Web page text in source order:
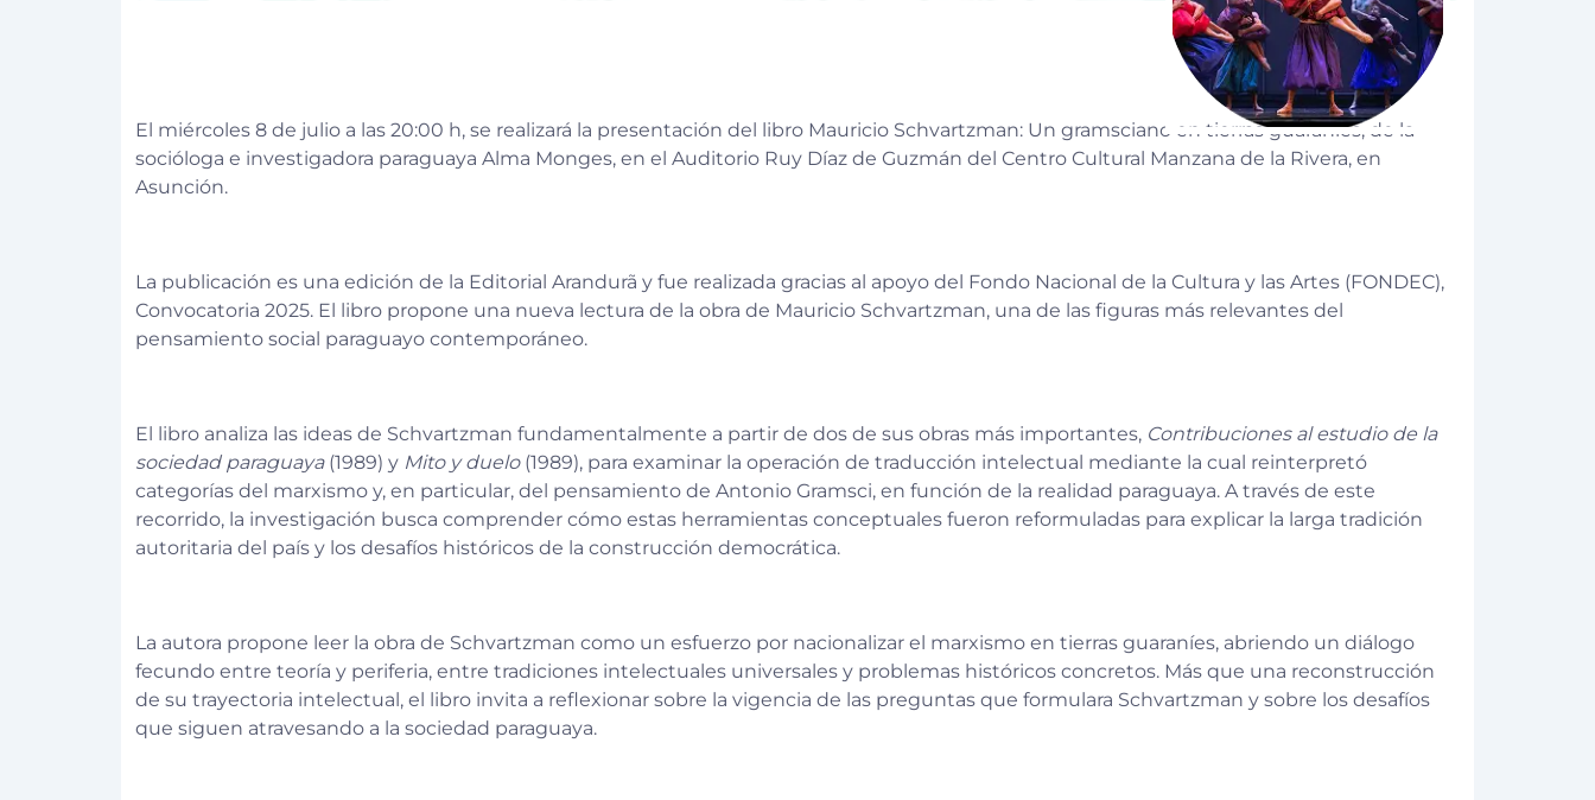
El miércoles 8 de julio a las 20:00 h, se realizará la presentación del libro Mauricio Schvartzman: Un gramsciano en tierras guaraníes, de la
socióloga e investigadora paraguaya Alma Monges, en el Auditorio Ruy Díaz de Guzmán del Centro Cultural Manzana de la Rivera, en
Asunción.
La publicación es una edición de la Editorial Arandurã y fue realizada gracias al apoyo del Fondo Nacional de la Cultura y las Artes (FONDEC),
Convocatoria 2025. El libro propone una nueva lectura de la obra de Mauricio Schvartzman, una de las figuras más relevantes del
pensamiento social paraguayo contemporáneo.
El libro analiza las ideas de Schvartzman fundamentalmente a partir de dos de sus obras más importantes, Contribuciones al estudio de la
sociedad paraguaya(1989) y Mito y duelo (1989), para examinar la operación de traducción intelectual mediante la cual reinterpretó
categorías del marxismo y, en particular, del pensamiento de Antonio Gramsci, en función de la realidad paraguaya. A través de este
recorrido, la investigación busca comprender cómo estas herramientas conceptuales fueron reformuladas para explicar la larga tradición
autoritaria del país y los desafíos históricos de la construcción democrática.
La autora propone leer la obra de Schvartzman como un esfuerzo por nacionalizar el marxismo en tierras guaraníes, abriendo un diálogo
fecundo entre teoría y periferia, entre tradiciones intelectuales universales y problemas históricos concretos. Más que una reconstrucción
de su trayectoria intelectual, el libro invita a reflexionar sobre la vigencia de las preguntas que formulara Schvartzman y sobre los desafíos
que siguen atravesando a la sociedad paraguaya.